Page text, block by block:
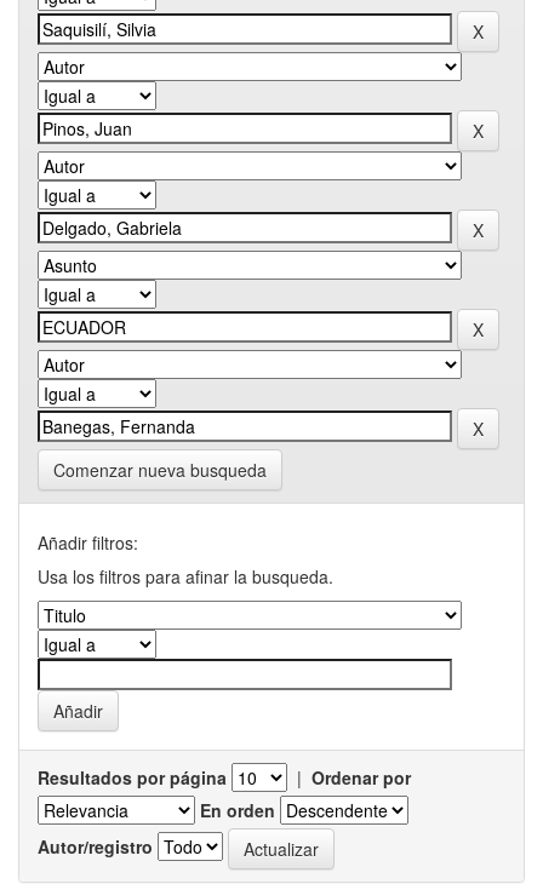
Comenzar nueva busqueda
Añadir filtros:
Usa los filtros para afinar la busqueda.
Resultados por página | Ordenar por
En orden
Autor/registro